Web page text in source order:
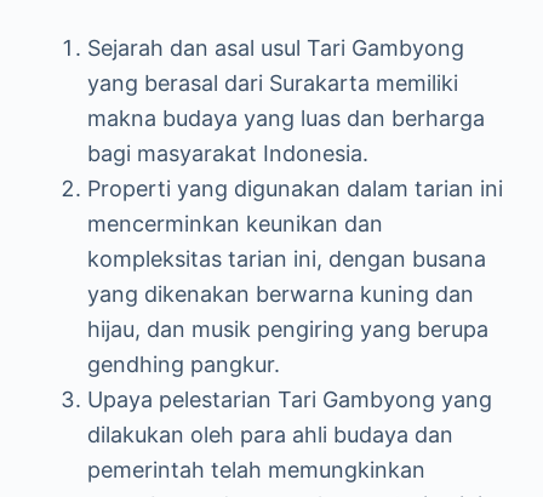
Sejarah dan asal usul Tari Gambyong
yang berasal dari Surakarta memiliki
makna budaya yang luas dan berharga
bagi masyarakat Indonesia.
Properti yang digunakan dalam tarian ini
mencerminkan keunikan dan
kompleksitas tarian ini, dengan busana
yang dikenakan berwarna kuning dan
hijau, dan musik pengiring yang berupa
gendhing pangkur.
Upaya pelestarian Tari Gambyong yang
dilakukan oleh para ahli budaya dan
pemerintah telah memungkinkan